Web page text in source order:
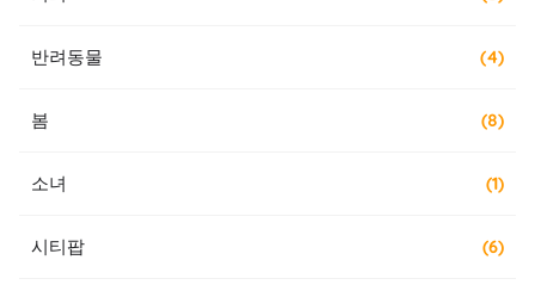
반려동물 (4)
봄 (8)
소녀 (1)
시티팝 (6)